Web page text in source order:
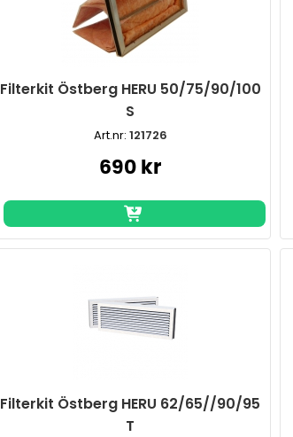
Filterkit Östberg HERU 50/75/90/100
S
Art.nr: 121726
690 kr
Filterkit Östberg HERU 62/65//90/95
T